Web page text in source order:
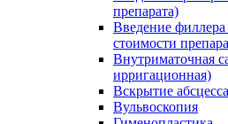
препарата)
Введение
стоимости
Внутриматочная
ирригационная)
Вскрытие
Вульвоскопия